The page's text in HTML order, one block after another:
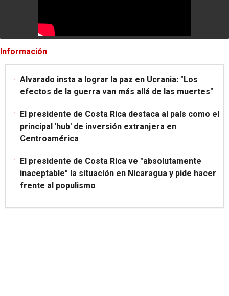
Información
Alvarado insta a lograr la paz en Ucrania: "Los
efectos de la guerra van más allá de las muertes"
El presidente de Costa Rica destaca al país como el
principal 'hub' de inversión extranjera en
Centroamérica
El presidente de Costa Rica ve "absolutamente
inaceptable" la situación en Nicaragua y pide hacer
frente al populismo